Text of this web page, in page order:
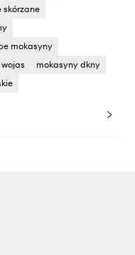
skórzane
mokasyny
mokasyny dkny